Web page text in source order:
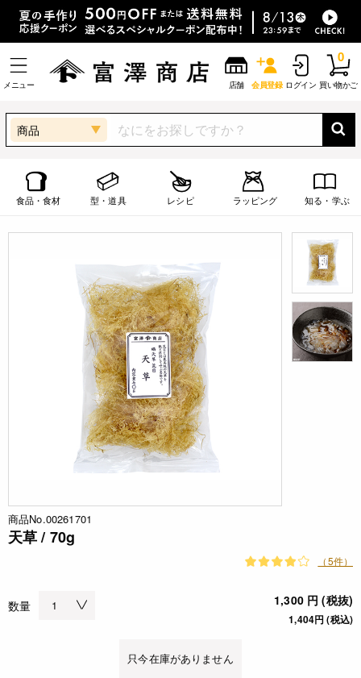
メニュー 店舗 会員登録 ログイン 買い物かご
0
商品
食品・食材 型・道具 レシピ ラッピング 知る・学ぶ
商品No.00261701
天草 / 70g
（5件）
数量 1,300 円 (税抜)
1,404円 (税込)
只今在庫がありません